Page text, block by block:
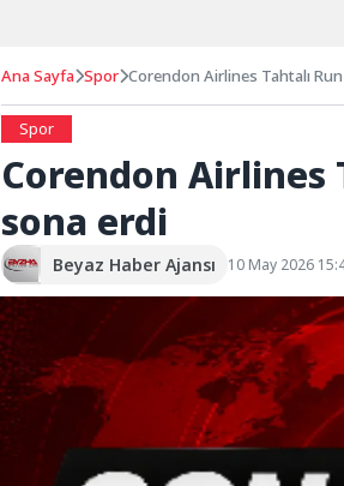
Ana Sayfa Spor Corendon Airlines Tahtalı Run
Spor
Corendon Airlines
sona erdi
Beyaz Haber Ajansı 10 May 2026